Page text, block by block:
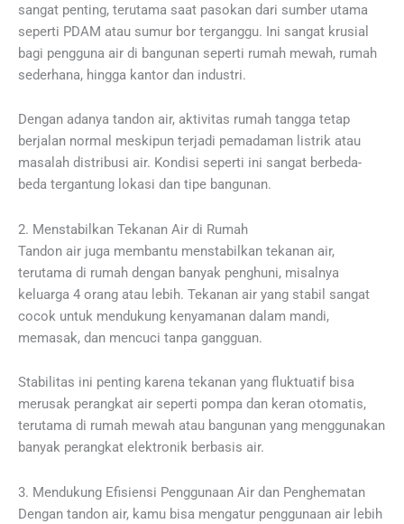
sangat penting, terutama saat pasokan dari sumber utama
seperti PDAM atau sumur bor terganggu. Ini sangat krusial
bagi pengguna air di bangunan seperti rumah mewah, rumah
sederhana, hingga kantor dan industri.
Dengan adanya tandon air, aktivitas rumah tangga tetap
berjalan normal meskipun terjadi pemadaman listrik atau
masalah distribusi air. Kondisi seperti ini sangat berbeda-
beda tergantung lokasi dan tipe bangunan.
2. Menstabilkan Tekanan Air di Rumah
Tandon air juga membantu menstabilkan tekanan air,
terutama di rumah dengan banyak penghuni, misalnya
keluarga 4 orang atau lebih. Tekanan air yang stabil sangat
cocok untuk mendukung kenyamanan dalam mandi,
memasak, dan mencuci tanpa gangguan.
Stabilitas ini penting karena tekanan yang fluktuatif bisa
merusak perangkat air seperti pompa dan keran otomatis,
terutama di rumah mewah atau bangunan yang menggunakan
banyak perangkat elektronik berbasis air.
3. Mendukung Efisiensi Penggunaan Air dan Penghematan
Dengan tandon air, kamu bisa mengatur penggunaan air lebih